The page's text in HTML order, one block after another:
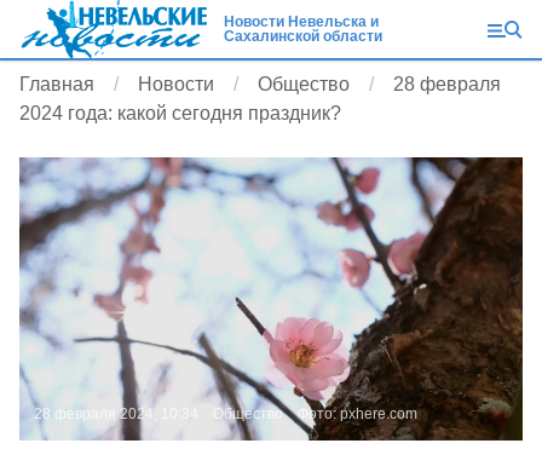
Новости Невельска и
Сахалинской области
Главная Новости Общество
28 февраля
2024 года: какой сегодня праздник?
28 февраля 2024, 10:34 Общество Фото:pxhere.com